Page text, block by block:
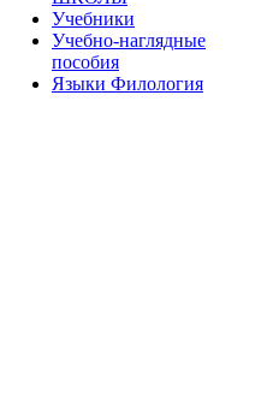
Учебники
Учебно-наглядные
пособия
Языки Филология